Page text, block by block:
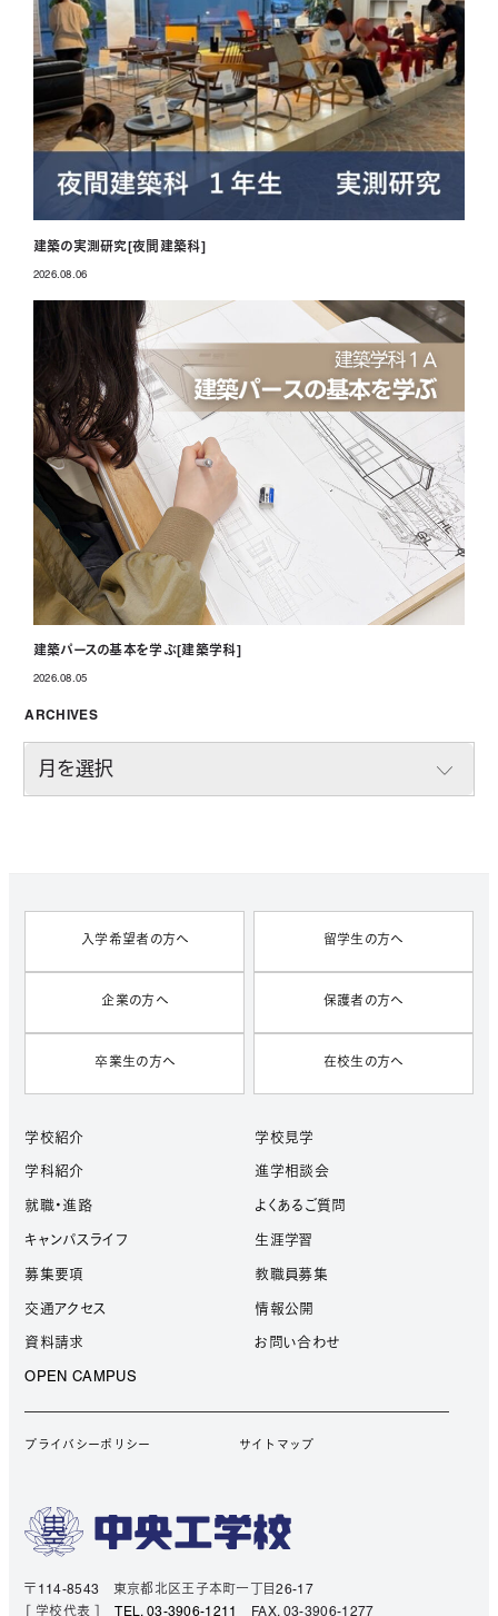
建築の実測研究[夜間建築科]
2026.08.06
建築パースの基本を学ぶ[建築学科]
2026.08.05
ARCHIVES
入学希望者の方へ 留学生の方へ
企業の方へ 保護者の方へ
卒業生の方へ 在校生の方へ
学校紹介
学科紹介
就職・進路
キャンパスライフ
募集要項
交通アクセス
資料請求
OPEN CAMPUS
学校見学
進学相談会
よくあるご質問
生涯学習
教職員募集
情報公開
お問い合わせ
プライバシーポリシー サイトマップ
〒114-8543 東京都北区王子本町一丁目26-17
［ 学校代表 ］
TEL. 03-3906-1211 FAX. 03-3906-1277